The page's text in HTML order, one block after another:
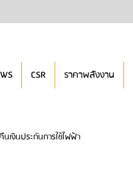
CSR ราคาพลังงาน
เงินประกันการใช้ไฟฟ้า